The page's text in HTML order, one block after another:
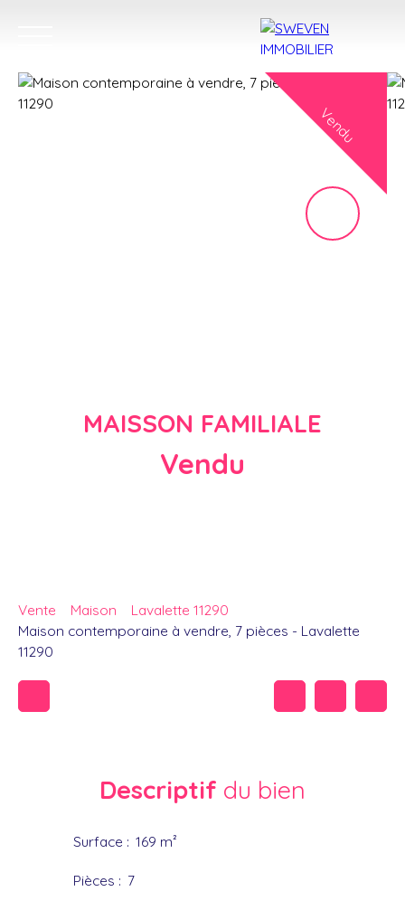
Vendu
MAISSON FAMILIALE
Vendu
Vente Maison
Lavalette 11290
Maison contemporaine à vendre, 7 pièces - Lavalette
11290
Descriptif du bien
Surface : 169 m²
Pièces : 7